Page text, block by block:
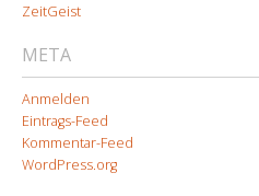
ZeitGeist
META
Anmelden
Eintrags-Feed
Kommentar-Feed
WordPress.org